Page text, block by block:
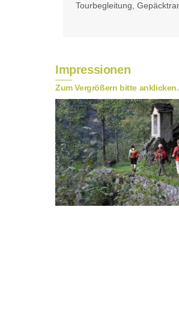
Tourbegleitung,
Impressionen
Zum Vergrößern bitte anklicken.